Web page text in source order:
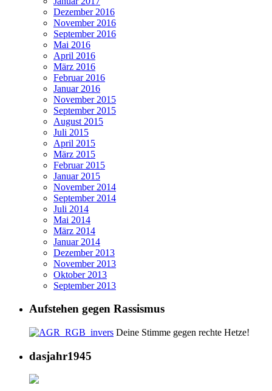
Dezember 2016
November 2016
September 2016
Mai 2016
April 2016
März 2016
Februar 2016
Januar 2016
November 2015
September 2015
August 2015
Juli 2015
April 2015
März 2015
Februar 2015
Januar 2015
November 2014
September 2014
Juli 2014
Mai 2014
März 2014
Januar 2014
Dezember 2013
November 2013
Oktober 2013
September 2013
Aufstehen gegen Rassismus
Deine Stimme gegen rechte Hetze!
dasjahr1945